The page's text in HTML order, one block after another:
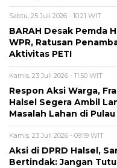
Sabtu, 25 Juli 2026 - 10:21 WIT
BARAH Desak Pemda
WPR, Ratusan
Aktivitas PETI
Kamis, 23 Juli 2026 - 11:50 WIT
Respon Aksi Warga,
Halsel Segera Ambil
Masalah Lahan di
Kamis, 23 Juli 2026 - 09:19 WIT
Aksi di DPRD Halsel,
Bertindak: Jangan